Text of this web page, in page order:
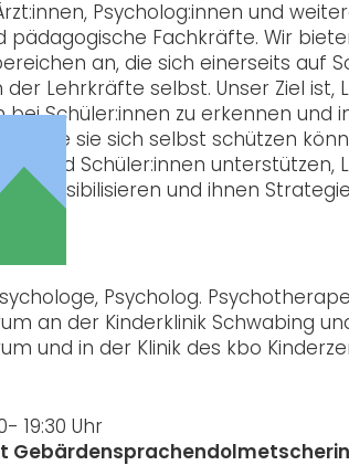
Psycholog:innen und
pädagogische Fachkräfte. Wir
an, die sich einerseits auf
Lehrkräfte selbst. Unser Ziel
bei Schüler:innen zu erkennen
wie sie sich selbst schützen
und Schüler:innen
sensibilisieren und ihnen
Psycholog.
an der Kinderklinik Schwabing
und in der Klinik des kbo
19:30 Uhr
Gebärdensprachendolmetscherin